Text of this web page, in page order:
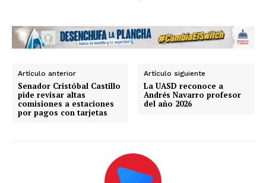
Artículo anterior
Senador Cristóbal Castillo
pide revisar altas
comisiones a estaciones
por pagos con tarjetas
Artículo siguiente
La UASD reconoce a
Andrés Navarro profesor
del año 2026